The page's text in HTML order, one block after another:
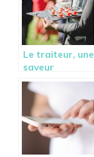
Le traiteur, une
saveur
particulière!